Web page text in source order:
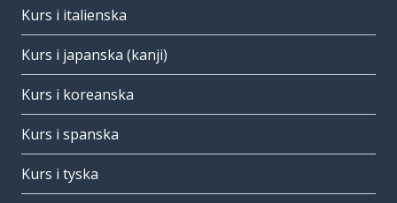
Kurs i italienska
Kurs i japanska (kanji)
Kurs i koreanska
Kurs i spanska
Kurs i tyska